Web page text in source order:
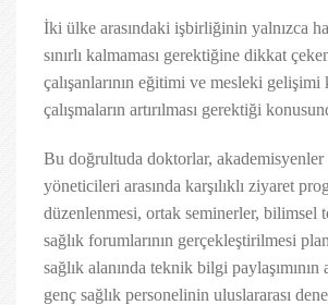
İki ülke arasındaki işbirliğinin yalnızca
sınırlı kalmaması gerektiğine dikkat
çalışanlarının eğitimi ve mesleki
çalışmaların artırılması gerektiği
Bu doğrultuda doktorlar, akademisyenler
yöneticileri arasında karşılıklı ziyaret
düzenlenmesi, ortak seminerler, bilimsel
sağlık forumlarının gerçekleştirilmesi
sağlık alanında teknik bilgi paylaşımının
genç sağlık personelinin uluslararası